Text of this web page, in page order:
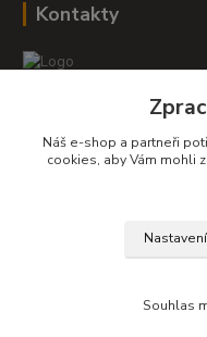
Kontakty
+420 604 278 943
obchod-
Náš e-shop a partneři
cookies, aby Vám mohli
Nastavení
Souhlas